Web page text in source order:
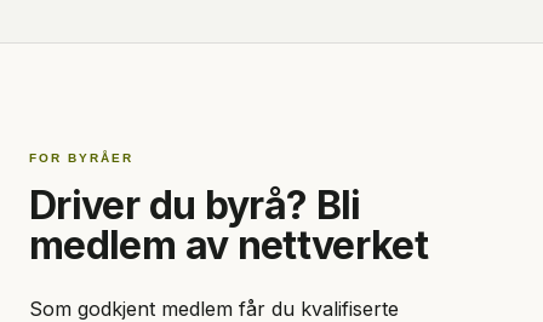
FOR BYRÅER
Driver du byrå? Bli
medlem av nettverket
Som godkjent medlem får du kvalifiserte